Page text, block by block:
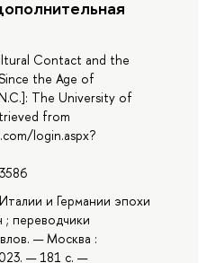
Contact and the
the Age of
The University of
from
login.aspx?
и Германии эпохи
; переводчики
— Москва :
— 181 с. —